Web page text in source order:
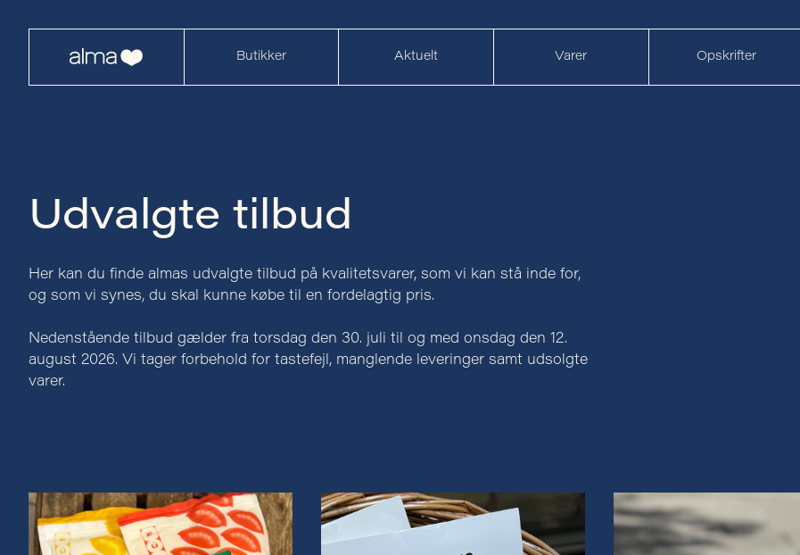
Butikker Aktuelt Varer Opskrifter
Udvalgte tilbud
Her kan du finde almas udvalgte tilbud på kvalitetsvarer, som vi kan stå inde for,
og som vi synes, du skal kunne købe til en fordelagtig pris.
Nedenstående tilbud gælder fra torsdag den 30. juli til og med onsdag den 12.
august 2026. Vi tager forbehold for tastefejl, manglende leveringer samt udsolgte
varer.